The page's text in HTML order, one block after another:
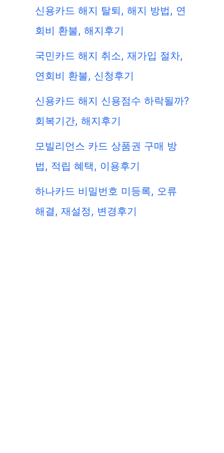
신용카드 해지 탈퇴, 해지 방법, 연
회비 환불, 해지후기
국민카드 해지 취소, 재가입 절차,
연회비 환불, 신청후기
신용카드 해지 신용점수 하락될까?
회복기간, 해지후기
모빌리언스 카드 상품권 구매 방
법, 적립 혜택, 이용후기
하나카드 비밀번호 미등록, 오류
해결, 재설정, 변경후기